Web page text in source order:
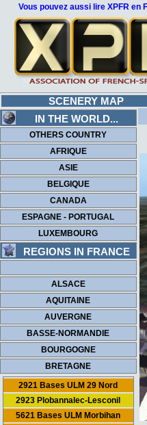
Vous pouvez aussi lire XPFR en
SCENERY MAP
IN THE WORLD...
OTHERS COUNTRY
AFRIQUE
ASIE
BELGIQUE
CANADA
ESPAGNE - PORTUGAL
LUXEMBOURG
REGIONS IN FRANCE
ALSACE
AQUITAINE
AUVERGNE
BASSE-NORMANDIE
BOURGOGNE
BRETAGNE
2921 Bases ULM 29 Nord
2923 Plobannalec-Lesconil
5621 Bases ULM Morbihan